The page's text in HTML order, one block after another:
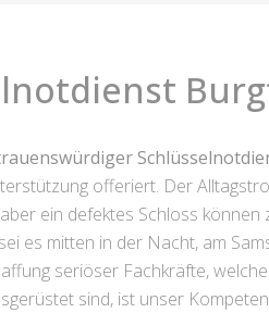
offeriert. Der
ein defektes Schloss
es mitten in der Nacht, am
seriöser Fachkräfte,
sind, ist unser